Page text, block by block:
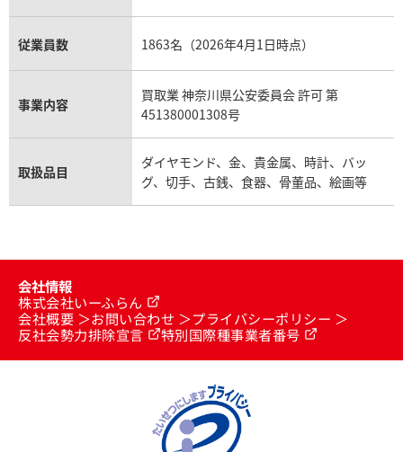
従業員数 1863名（2026年4月1日時点）
事業内容
買取業 神奈川県公安委員会 許可 第
451380001308号
取扱品目
ダイヤモンド、金、貴金属、時計、バッ
グ、切手、古銭、食器、骨董品、絵画等
会社情報
株式会社いーふらん
会社概要
お問い合わせ
プライバシーポリシー
反社会勢力排除宣言
特別国際種事業者番号